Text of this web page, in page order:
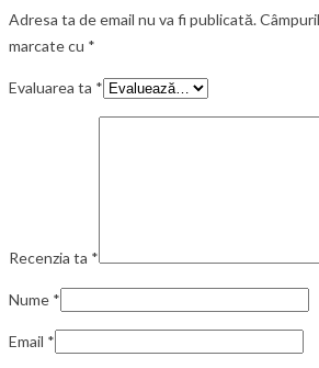
Adresa ta de email nu va fi publicată.
marcate cu *
Evaluarea ta *
Recenzia ta *
Nume *
Email *